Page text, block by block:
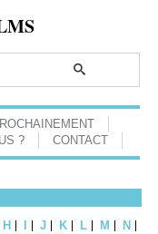
? CONTACT
H J K L M
N